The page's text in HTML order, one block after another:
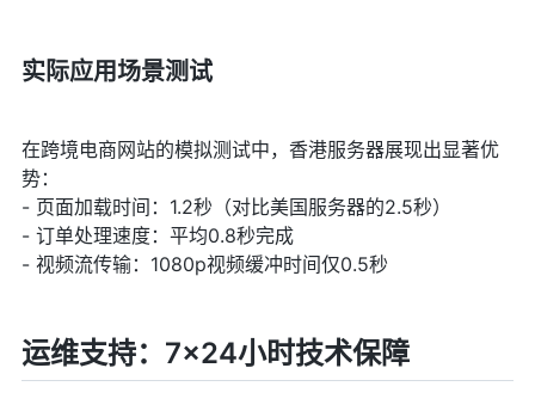
实际应用场景测试
在跨境电商网站的模拟测试中，香港服务器展现出显著优
势：
- 页面加载时间：1.2秒（对比美国服务器的2.5秒）
- 订单处理速度：平均0.8秒完成
- 视频流传输：1080p视频缓冲时间仅0.5秒
运维支持：7×24小时技术保障